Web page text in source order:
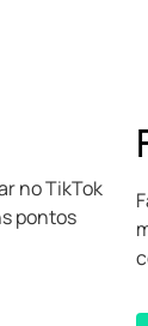
no TikTok
pontos